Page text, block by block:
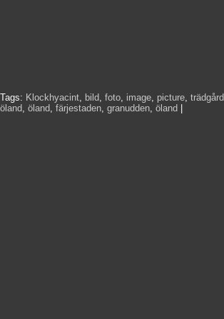
Tags: Klockhyacint, bild, foto, image, picture, trädgård
öland, öland, färjestaden, granudden, öland